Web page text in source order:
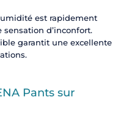
est rapidement
d’inconfort.
garantit une excellente
Pants sur